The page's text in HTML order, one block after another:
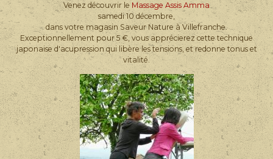
Venez découvrir le Massage Assis Amma
samedi 10 décembre,
dans votre magasin Saveur Nature à Villefranche.
Exceptionnellement pour 5 €, vous apprécierez cette technique
japonaise d'acupression qui libère les tensions, et redonne tonus et
vitalité.